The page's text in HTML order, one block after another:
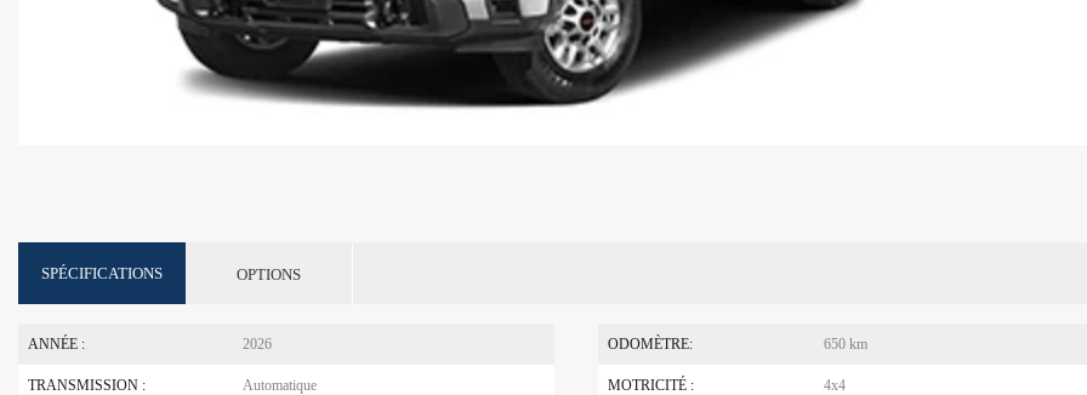
SPÉCIFICATIONS OPTIONS
ANNÉE : 2026 ODOMÈTRE: 650 km
TRANSMISSION : Automatique MOTRICITÉ : 4x4